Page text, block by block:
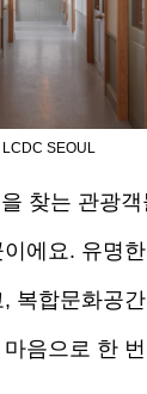
LCDC SEOUL
찾는 관광
에요. 유명
복합문화공
음으로 한